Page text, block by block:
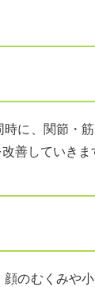
に、関節・
善していきま
のむくみや